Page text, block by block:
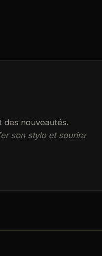
nouveautés.
son stylo et sourira